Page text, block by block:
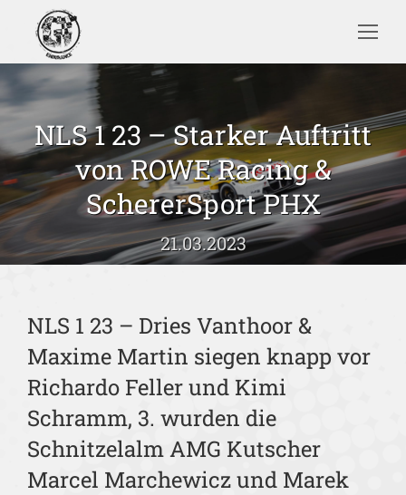
Search:
NLS 1 23 – Starker Auftritt
von ROWE Racing &
SchererSport PHX
21.03.2023
Sie befinden sich hier:
NLS 1 23 – Dries Vanthoor &
Maxime Martin siegen knapp vor
Richardo Feller und Kimi
Schramm, 3. wurden die
Schnitzelalm AMG Kutscher
Marcel Marchewicz und Marek